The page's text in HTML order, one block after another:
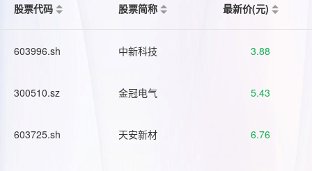
股票代码
股票简称 最新价(元)
603996.sh 中新科技 3.88
300510.sz 金冠电气 5.43
603725.sh 天安新材 6.76